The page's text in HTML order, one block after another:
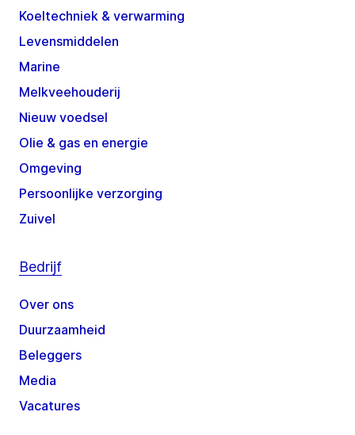
Koeltechniek & verwarming
Levensmiddelen
Marine
Melkveehouderij
Nieuw voedsel
Olie & gas en energie
Omgeving
Persoonlijke verzorging
Zuivel
Bedrijf
Over ons
Duurzaamheid
Beleggers
Media
Vacatures